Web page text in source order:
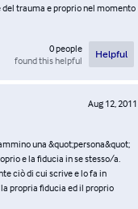
del trauma e proprio nel momento
0people
found this helpful
Helpful
Aug 12, 2011
una &quot;persona&quot;
e la fiducia in se stesso/a.
ciò di cui scrive e lo fa in
propria fiducia ed il proprio